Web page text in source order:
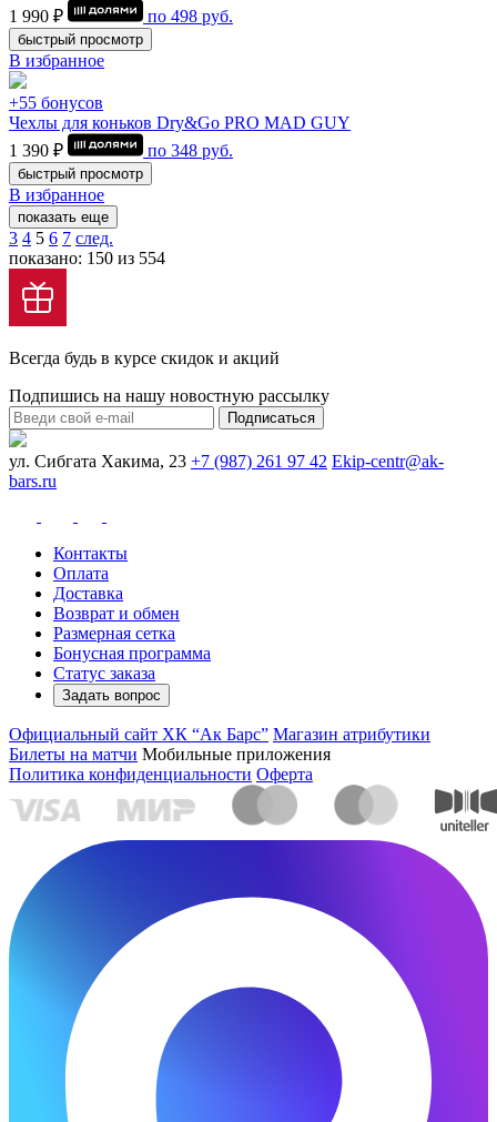
1 990 ₽
по 498 руб.
быстрый просмотр
В избранное
+55 бонусов
Чехлы для коньков Dry&Go PRO MAD GUY
1 390 ₽
по 348 руб.
быстрый просмотр
В избранное
показать еще
3 4 5 6 7 след.
показано: 150 из 554
Всегда будь в курсе скидок и акций
Подпишись на нашу новостную рассылку
Подписаться
ул. Сибгата Хакима, 23 +7 (987) 261 97 42 Ekip-centr@ak-
bars.ru
Контакты
Оплата
Доставка
Возврат и обмен
Размерная сетка
Бонусная программа
Статус заказа
Задать вопрос
Официальный сайт ХК “Ак Барс” Магазин атрибутики
Билеты на матчи Мобильные приложения
Политика конфиденциальности Оферта